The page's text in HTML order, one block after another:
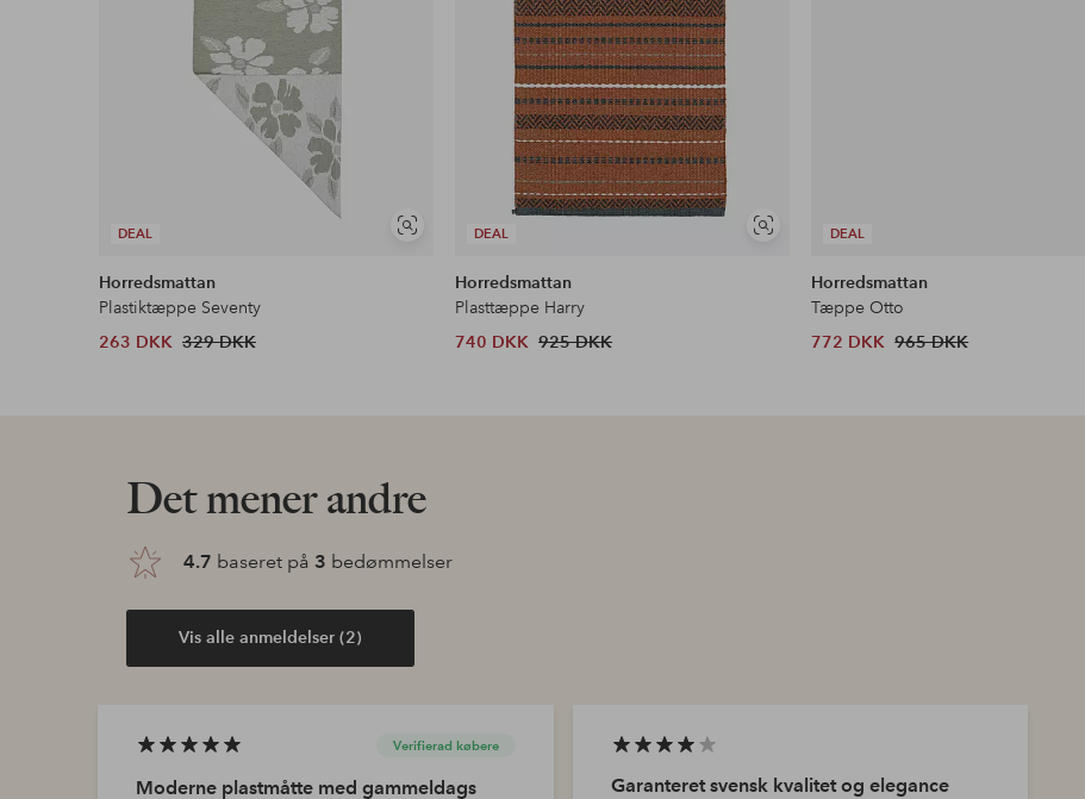
DEAL
Se
Horredsmattan
Plastiktæppe Seventy
263 DKK 329 DKK
DEAL
Se
Horredsmattan
Plasttæppe Harry
740 DKK 925 DKK
DEAL
Horredsmattan
Tæppe Otto
772 DKK 965 DKK
Det mener andre
4.7 baseret på 3 bedømmelser
Vis alle anmeldelser (2)
Verifierad købere
Moderne plastmåtte med gammeldags
Garanteret svensk kvalitet og elegance